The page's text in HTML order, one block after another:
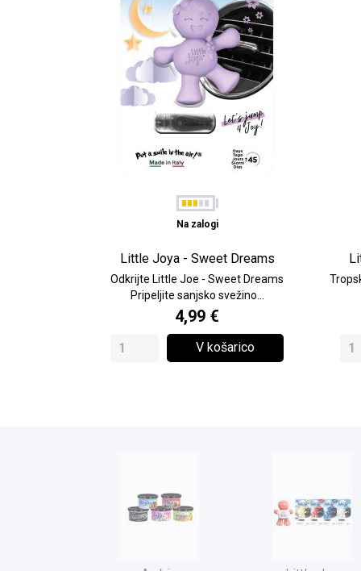
Na zalogi
Little Joya - Sweet Dreams
Odkrijte Little Joe - Sweet Dreams
Pripeljite sanjsko svežino...
4,99 €
V košarico